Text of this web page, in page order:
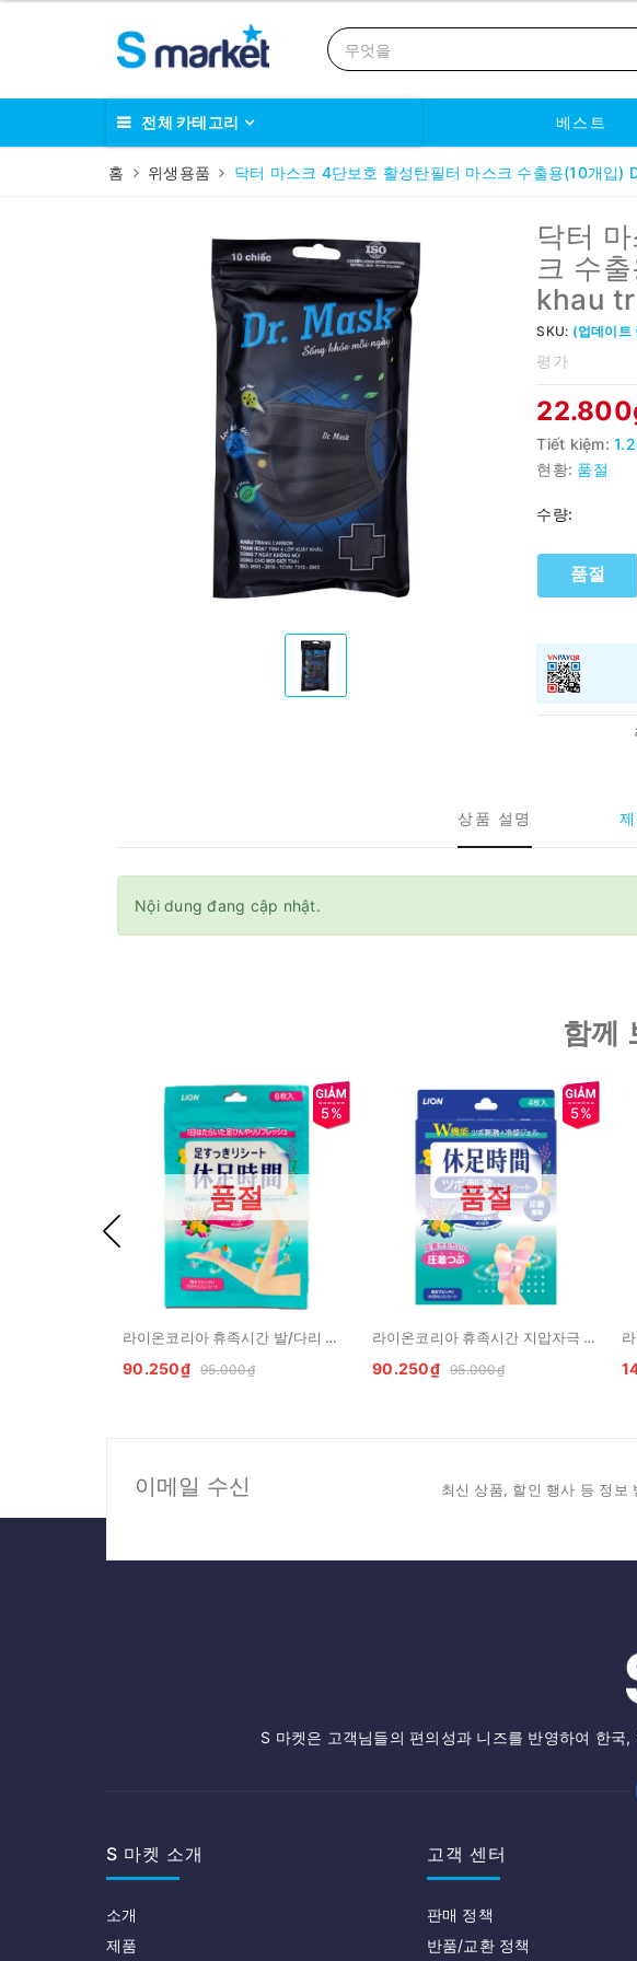
전체 카테고리 베스트
홈 위생용품 닥터 마스크 4단보호 활성탄필터 마스크 수출용(10개
닥터
크 수
khau
SKU: (업데이트
평가
Tiết kiệm:
현황: 품절
수량:
품절
상품 설명
Nội dung đang cập nhật.
함께
5%
품절
라이온코리아 휴족시간 발/다리 쿨링 시트 6매입 LION Mieng dan lam diu gian co chan
90.250₫ 95.000₫
5%
품절
라이온코리아 휴족시간 지압자극 젤스트 발바닥 전용 4매입 LION Mieng dan thu gian cho ban chan
90.250₫ 95.000₫
이메일 수신 최신 상품, 할인 행사 등 정보
S 마켓은 고객님들의 편의성과 니즈를 반영하여 한
S 마켓 소개
소개
제품
고객 센터
판매 정책
반품/교환 정책